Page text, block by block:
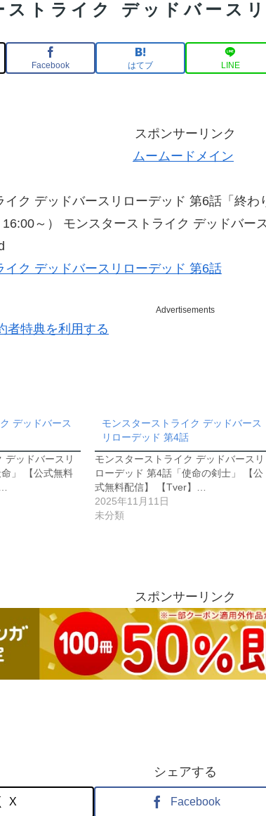
ストライク デッドバース
Facebook はてブ LINE
スポンサーリンク
ムームードメイン
イク デッドバースリローデッド 第6話「終わ
16:00～） モンスターストライク デッドバー
イク デッドバースリローデッド 第6話
Advertisements
者特典を利用する
デッドバース
デッドバースリ
」 【公式無料
モンスターストライク デッドバース
リローデッド 第4話
モンスターストライク デッドバースリ
ローデッド 第4話「使命の剣士」 【公
式無料配信】 【Tver】…
2025年11月11日
未分類
スポンサーリンク
シェアする
X Facebook